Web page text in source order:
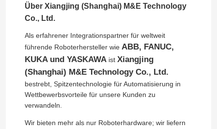
Über Xiangjing (Shanghai) M&E Technology
Co., Ltd.
Als erfahrener Integrationspartner für weltweit
führende Roboterhersteller wie ABB, FANUC,
KUKA und YASKAWAist Xiangjing
(Shanghai) M&E Technology Co., Ltd.
bestrebt, Spitzentechnologie für Automatisierung in
Wettbewerbsvorteile für unsere Kunden zu
verwandeln.
Wir bieten mehr als nur Roboterhardware; wir liefern